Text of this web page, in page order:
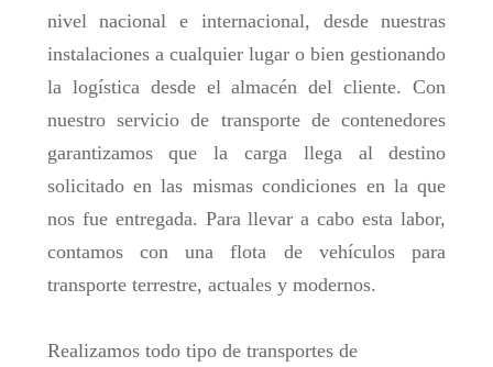
nivel nacional e internacional, desde nuestras
instalaciones a cualquier lugar o bien gestionando
la logística desde el almacén del cliente. Con
nuestro servicio de transporte de contenedores
garantizamos que la carga llega al destino
solicitado en las mismas condiciones en la que
nos fue entregada. Para llevar a cabo esta labor,
contamos con una flota de vehículos para
transporte terrestre, actuales y modernos.
Realizamos todo tipo de transportes de